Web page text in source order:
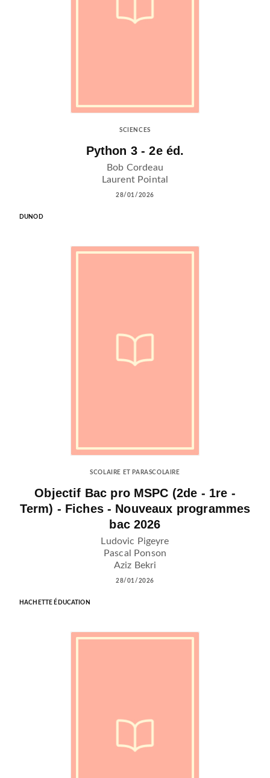
SCIENCES
Python 3 - 2e éd.
Bob Cordeau
Laurent Pointal
28/01/2026
DUNOD
SCOLAIRE ET PARASCOLAIRE
Objectif Bac pro MSPC (2de - 1re -
Term) - Fiches - Nouveaux programmes
bac 2026
Ludovic Pigeyre
Pascal Ponson
Aziz Bekri
28/01/2026
HACHETTE ÉDUCATION